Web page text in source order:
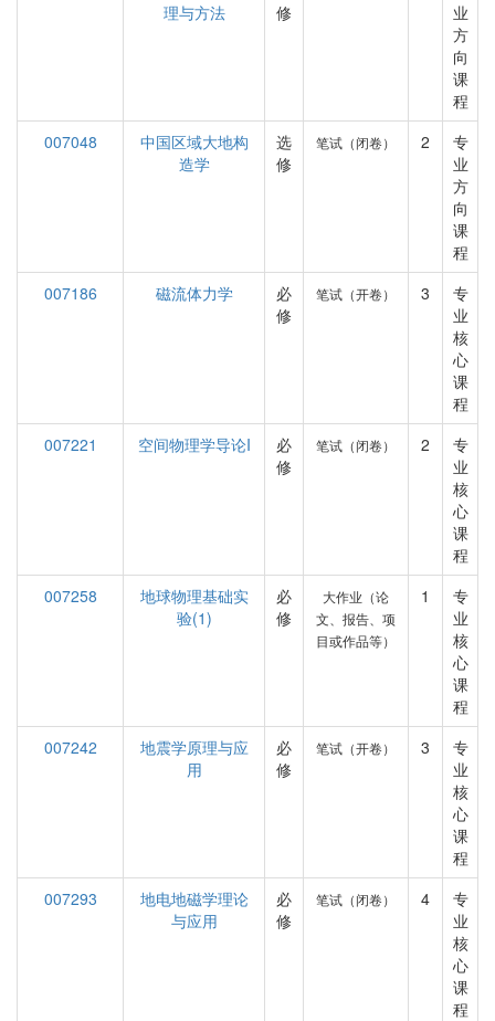
理与方法
修
业
方
向
课
程
007048
中国区域大地构
造学
选
修
笔试（闭卷） 2
专
业
方
向
课
程
007186
磁流体力学
必
修
笔试（开卷） 3
专
业
核
心
课
程
007221
空间物理学导论I
必
修
笔试（闭卷） 2
专
业
核
心
课
程
007258
地球物理基础实
验(1)
必
修
大作业（论
文、报告、项
目或作品等）
1
专
业
核
心
课
程
007242
地震学原理与应
用
必
修
笔试（开卷） 3
专
业
核
心
课
程
007293
地电地磁学理论
与应用
必
修
笔试（闭卷） 4
专
业
核
心
课
程